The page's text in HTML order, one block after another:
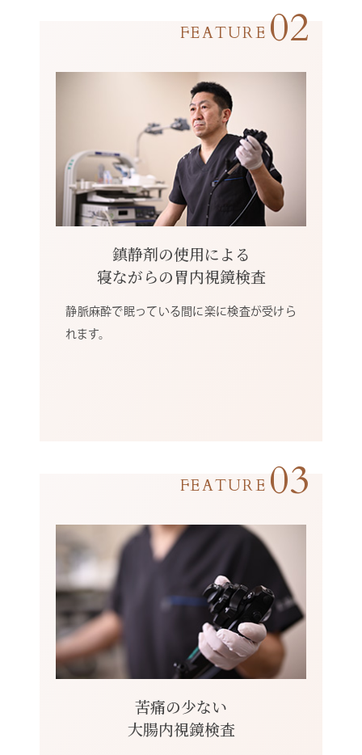
02
鎮静剤の使用による
寝ながらの胃内視鏡検査
静脈麻酔で眠っている間に楽に検査が受けら
れます。
03
苦痛の少ない
大腸内視鏡検査